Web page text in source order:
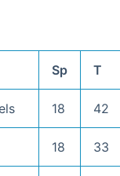
Sp T
18 42
18 33